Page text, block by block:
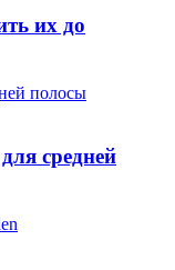
их до
полосы
средней